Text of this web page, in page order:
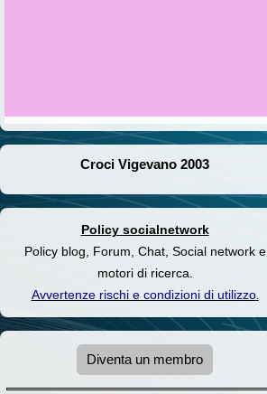
Croci Vigevano 2003
Policy socialnetwork
Policy blog, Forum, Chat, Social network e
motori di ricerca.
Avvertenze rischi e condizioni di utilizzo.
Diventa un membro